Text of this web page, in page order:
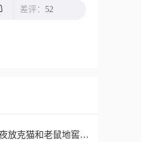
差评： 52
周五夜放克猫和老鼠地窖秀汉化版